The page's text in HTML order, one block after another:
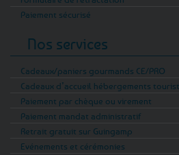
Paiement sécurisé
Nos services
Cadeaux/paniers gourmands CE/PRO
Cadeaux d’accueil hébergements
Paiement par chèque ou virement
Paiement mandat administratif
Retrait gratuit sur Guingamp
Evénements et cérémonies